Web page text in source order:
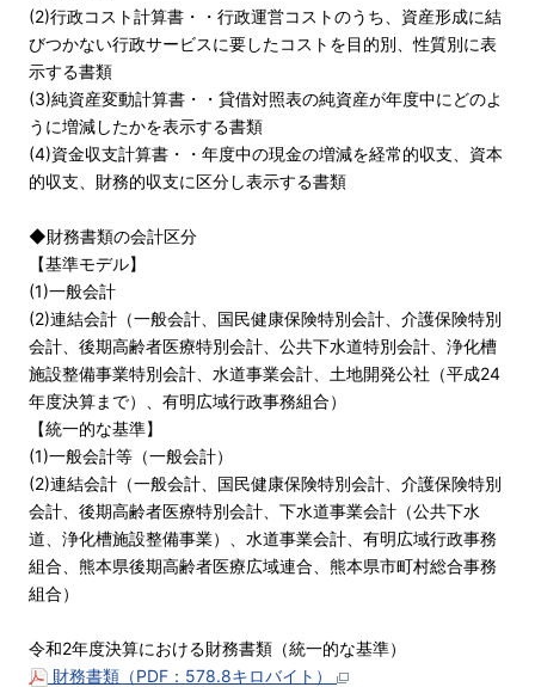
(2)行政コスト計算書・・行政運営コストのうち、資産形成に結
びつかない行政サービスに要したコストを目的別、性質別に表
示する書類
(3)純資産変動計算書・・貸借対照表の純資産が年度中にどのよ
うに増減したかを表示する書類
(4)資金収支計算書・・年度中の現金の増減を経常的収支、資本
的収支、財務的収支に区分し表示する書類
◆財務書類の会計区分
【基準モデル】
(1)一般会計
(2)連結会計（一般会計、国民健康保険特別会計、介護保険特別
会計、後期高齢者医療特別会計、公共下水道特別会計、浄化槽
施設整備事業特別会計、水道事業会計、土地開発公社（平成24
年度決算まで）、有明広域行政事務組合）
【統一的な基準】
(1)一般会計等（一般会計）
(2)連結会計（一般会計、国民健康保険特別会計、介護保険特別
会計、後期高齢者医療特別会計、下水道事業会計（公共下水
道、浄化槽施設整備事業）、水道事業会計、有明広域行政事務
組合、熊本県後期高齢者医療広域連合、熊本県市町村総合事務
組合）
令和2年度決算における財務書類（統一的な基準）
財務書類（PDF：578.8キロバイト）